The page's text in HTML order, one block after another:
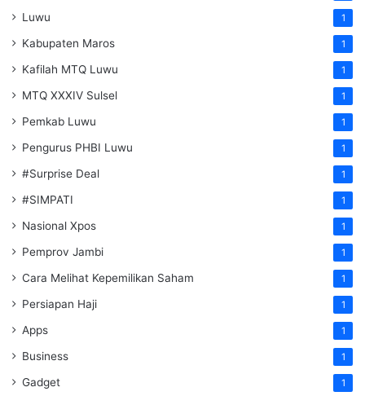
Luwu 1
Kabupaten Maros 1
Kafilah MTQ Luwu 1
MTQ XXXIV Sulsel 1
Pemkab Luwu 1
Pengurus PHBI Luwu 1
#Surprise Deal 1
#SIMPATI 1
Nasional Xpos 1
Pemprov Jambi 1
Cara Melihat Kepemilikan Saham 1
Persiapan Haji 1
Apps 1
Business 1
Gadget 1